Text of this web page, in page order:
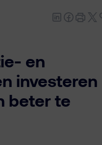
en
investeren
beter te